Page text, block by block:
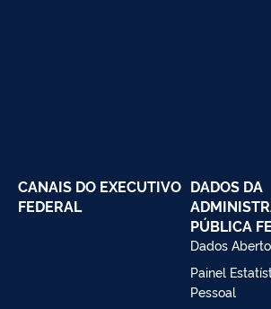
CANAIS DO EXECUTIVO
FEDERAL
DADOS DA
PÚBLICA
Dados
Painel
Pessoal